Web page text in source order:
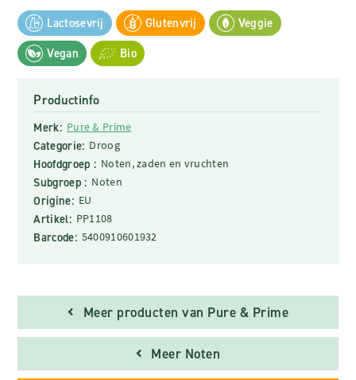
Lactosevrij Glutenvrij
Veggie
Vegan
Bio
Productinfo
Merk: Pure & Prime
Categorie: Droog
Hoofdgroep : Noten, zaden en vruchten
Subgroep : Noten
Origine: EU
Artikel: PP1108
Barcode: 5400910601932
Meer producten van Pure & Prime
Meer Noten